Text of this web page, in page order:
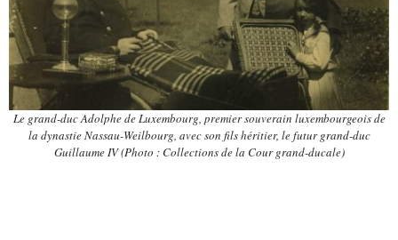
Le grand-duc Adolphe de Luxembourg, premier souverain luxembourgeois de
la dynastie Nassau-Weilbourg, avec son fils héritier, le futur grand-duc
Guillaume IV (Photo : Collections de la Cour grand-ducale)